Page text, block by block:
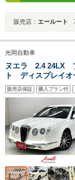
販売店： エールート
光岡自動車
ヌエラ 2.4 24LX
ト ディスプレイ
方位カメラ クルー
販売店保証 購入プラン付